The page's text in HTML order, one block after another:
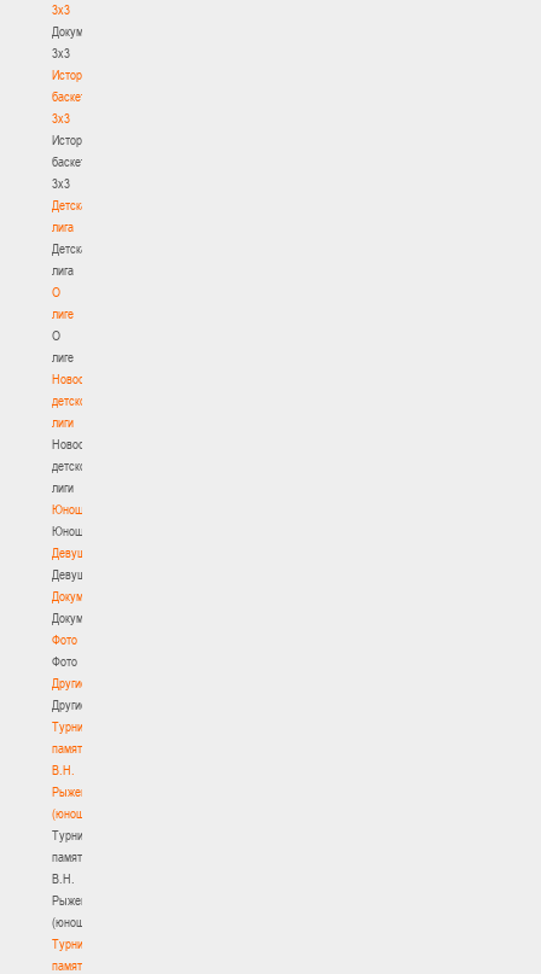
3х3
Документы
3х3
История
баскетбола
3х3
История
баскетбола
3х3
Детская
лига
Детская
лига
О
лиге
О
лиге
Новости
детской
лиги
Новости
детской
лиги
Юноши
Юноши
Девушки
Девушки
Документы
Документы
Фото
Фото
Другие
Другие
Турнир
памяти
В.Н.
Рыженкова
(юноши)
Турнир
памяти
В.Н.
Рыженкова
(юноши)
Турнир
памяти